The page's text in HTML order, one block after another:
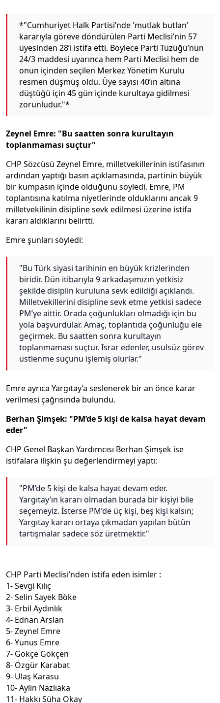
*"Cumhuriyet Halk Partisi’nde 'mutlak butlan'
kararıyla göreve döndürülen Parti Meclisi’nin 57
üyesinden 28’i istifa etti. Böylece Parti Tüzüğü’nün
24/3 maddesi uyarınca hem Parti Meclisi hem de
onun içinden seçilen Merkez Yönetim Kurulu
resmen düşmüş oldu. Üye sayısı 40’ın altına
düştüğü için 45 gün içinde kurultaya gidilmesi
zorunludur."*
Zeynel Emre: "Bu saatten sonra kurultayın
toplanmaması suçtur"
CHP Sözcüsü Zeynel Emre, milletvekillerinin istifasının
ardından yaptığı basın açıklamasında, partinin büyük
bir kumpasın içinde olduğunu söyledi. Emre, PM
toplantısına katılma niyetlerinde olduklarını ancak 9
milletvekilinin disipline sevk edilmesi üzerine istifa
kararı aldıklarını belirtti.
Emre şunları söyledi:
"Bu Türk siyasi tarihinin en büyük krizlerinden
biridir. Dün itibarıyla 9 arkadaşımızın yetkisiz
şekilde disiplin kuruluna sevk edildiği açıklandı.
Milletvekillerini disipline sevk etme yetkisi sadece
PM’ye aittir. Orada çoğunlukları olmadığı için bu
yola başvurdular. Amaç, toplantıda çoğunluğu ele
geçirmek. Bu saatten sonra kurultayın
toplanmaması suçtur. Israr edenler, usulsüz görev
üstlenme suçunu işlemiş olurlar."
Emre ayrıca Yargıtay’a seslenerek bir an önce karar
verilmesi çağrısında bulundu.
Berhan Şimşek: "PM’de 5 kişi de kalsa hayat devam
eder"
CHP Genel Başkan Yardımcısı Berhan Şimşek ise
istifalara ilişkin şu değerlendirmeyi yaptı:
"PM’de 5 kişi de kalsa hayat devam eder.
Yargıtay’ın kararı olmadan burada bir kişiyi bile
seçemeyiz. İsterse PM’de üç kişi, beş kişi kalsın;
Yargıtay kararı ortaya çıkmadan yapılan bütün
tartışmalar sadece söz üretmektir."
CHP Parti Meclisi’nden istifa eden isimler :
1- Sevgi Kılıç
2- Selin Sayek Böke
3- Erbil Aydınlık
4- Ednan Arslan
5- Zeynel Emre
6- Yunus Emre
7- Gökçe Gökçen
8- Özgür Karabat
9- Ulaş Karasu
10- Aylin Nazlıaka
11- Hakkı Süha Okay